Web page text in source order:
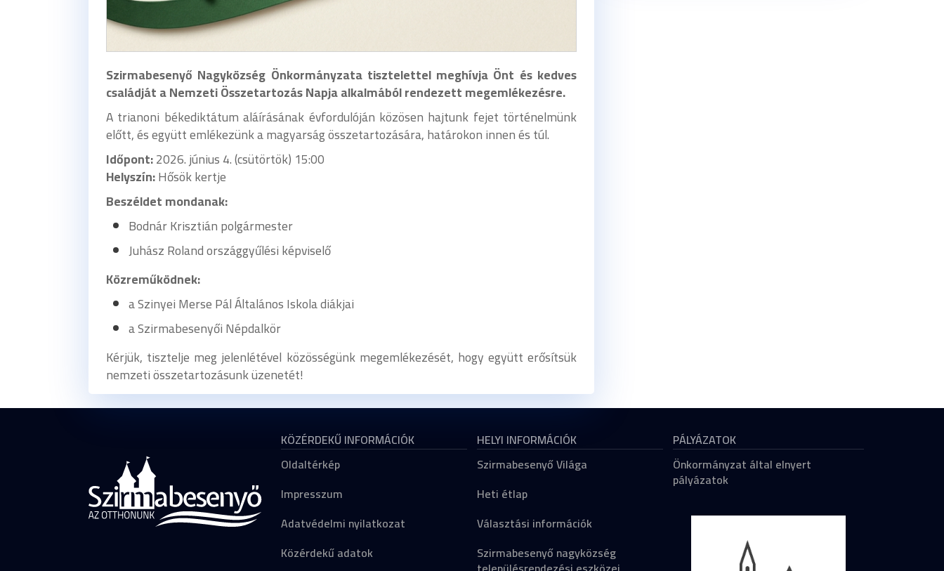
Szirmabesenyő Nagyközség Önkormányzata tisztelettel meghívja Önt és kedves
családját aNemzeti Összetartozás Napjaalkalmából rendezett megemlékezésre.
A trianoni békediktátum aláírásának évfordulóján közösen hajtunk fejet történelmünk
előtt, és együtt emlékezünk a magyarság összetartozására, határokon innen és túl.
Időpont:2026. június 4. (csütörtök) 15:00
Helyszín:Hősök kertje
Beszéldet mondanak:
Bodnár Krisztián polgármester
Juhász Roland országgyűlési képviselő
Közreműködnek:
a Szinyei Merse Pál Általános Iskola diákjai
a Szirmabesenyői Népdalkör
Kérjük, tisztelje meg jelenlétével közösségünk megemlékezését, hogy együtt erősítsük
nemzeti összetartozásunk üzenetét!
KÖZÉRDEKŰ INFORMÁCIÓK
Oldaltérkép
Impresszum
Adatvédelmi nyilatkozat
Közérdekű adatok
HELYI INFORMÁCIÓK
Szirmabesenyő Világa
Heti étlap
Választási információk
Szirmabesenyő nagyközség
PÁLYÁZATOK
Önkormányzat által elnyert
pályázatok